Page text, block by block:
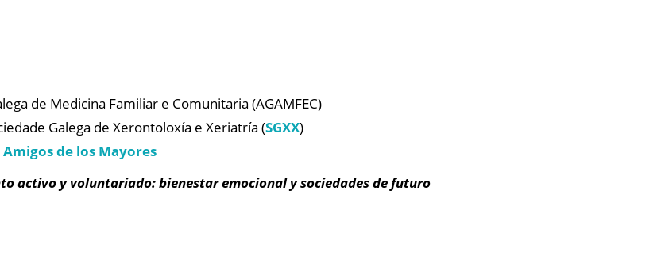
de Medicina Familiar e Comunitaria (AGAMFEC)
Galega de Xerontoloxía e Xeriatría (SGXX)
de los Mayores
activo y voluntariado: bienestar emocional y sociedades de futuro